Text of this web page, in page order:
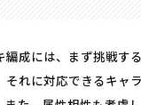
編成には、まず挑戦す
それに対応できるキャ